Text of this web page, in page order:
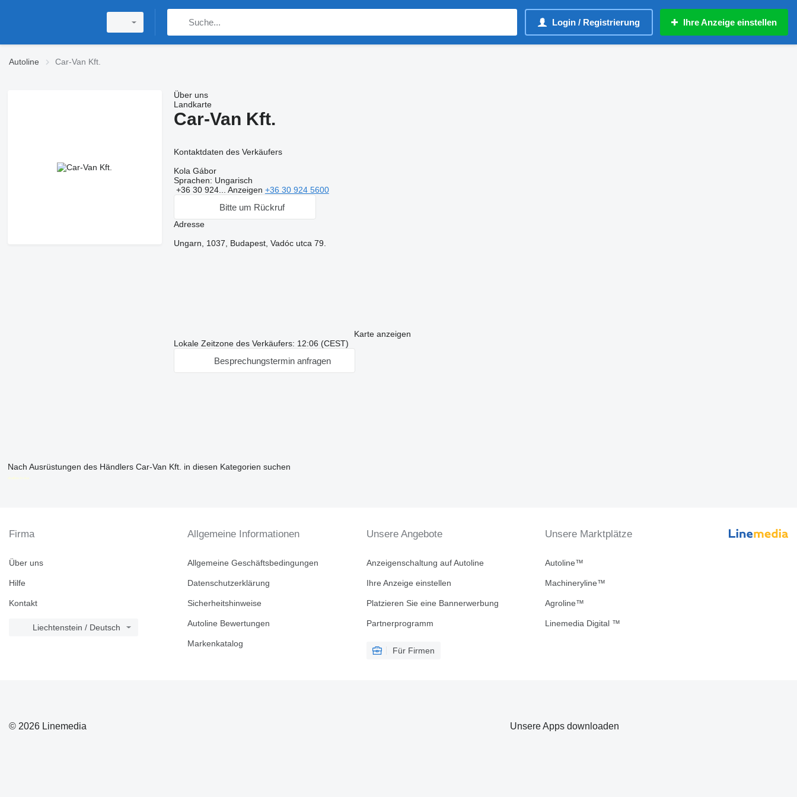
Login / Registrierung Ihre Anzeige einstellen
Autoline Car-Van Kft.
Über uns
Landkarte
Car-Van Kft.
Kontaktdaten des Verkäufers
Kola Gábor
Sprachen: Ungarisch
+36 30 924... Anzeigen +36 30 924 5600
Bitte um Rückruf
Adresse
Ungarn, 1037, Budapest, Vadóc utca 79.
Karte anzeigen
Lokale Zeitzone des Verkäufers: 12:06 (CEST)
Besprechungstermin anfragen
Nach Ausrüstungen des Händlers Car-Van Kft. in diesen Kategorien suchen
disallow-in-dsa
Firma
Über uns
Hilfe
Kontakt
Liechtenstein / Deutsch
Allgemeine Informationen
Allgemeine Geschäftsbedingungen
Datenschutzerklärung
Sicherheitshinweise
Autoline Bewertungen
Markenkatalog
Unsere Angebote
Anzeigenschaltung auf Autoline
Ihre Anzeige einstellen
Platzieren Sie eine Bannerwerbung
Partnerprogramm
Für Firmen
Unsere Marktplätze
Autoline™
Machineryline™
Agroline™
Linemedia Digital ™
© 2026 Linemedia Unsere Apps downloaden